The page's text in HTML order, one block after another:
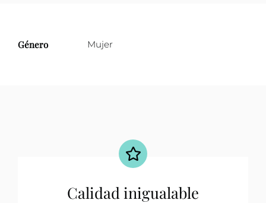
Género Mujer
Calidad inigualable